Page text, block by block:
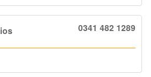
0341 482 1289